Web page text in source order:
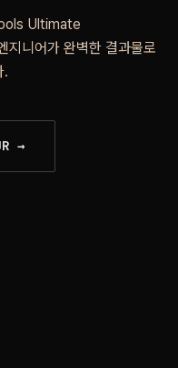
Ultimate
지니어가 완벽한 결과물로
.
→